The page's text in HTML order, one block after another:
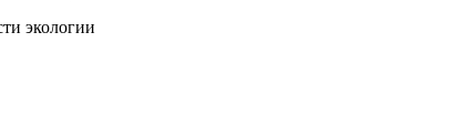
экологии